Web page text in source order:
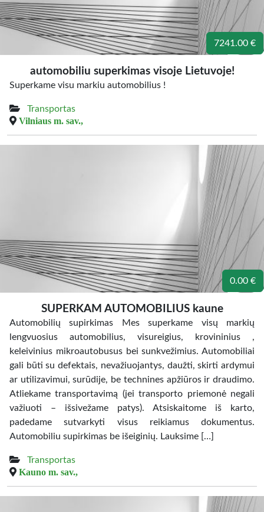
7241.00 €
automobiliu superkimas visoje Lietuvoje!
Superkame visu markiu automobilius !
Transportas
Vilniaus m. sav.,
0.00 €
SUPERKAM AUTOMOBILIUS kaune
Automobilių supirkimas Mes superkame visų markių
lengvuosius automobilius, visureigius, krovininius ,
keleivinius mikroautobusus bei sunkvežimius. Automobiliai
gali būti su defektais, nevažiuojantys, daužti, skirti ardymui
ar utilizavimui, surūdije, be technines apžiūros ir draudimo.
Atliekame transportavimą (jei transporto priemonė negali
važiuoti – išsivežame patys). Atsiskaitome iš karto,
padedame sutvarkyti visus reikiamus dokumentus.
Automobiliu supirkimas be išeiginių. Lauksime […]
Transportas
Kauno m. sav.,